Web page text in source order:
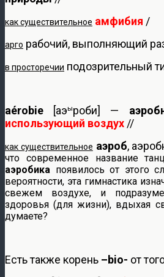
как существительное амфибия /
арго рабочий, выполняющий
в просторечии подозрительный
aérobie [аэыроби] —
использующий воздух//
как существительное аэроб,
что современное название
аэробика появилось от этого
вероятности, эта гимнастика
свежем воздухе, и
здоровья (для жизни), вдыхая
думаете?
Есть также корень –bio- от